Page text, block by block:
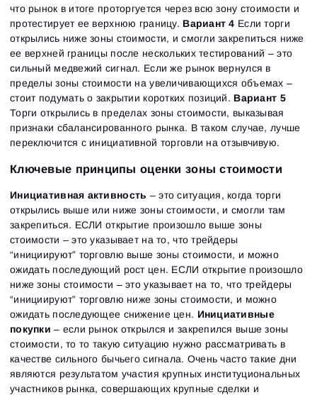
что рынок в итоге проторгуется через всю зону стоимости и
протестирует ее верхнюю границу. Вариант 4 Если торги
открылись ниже зоны стоимости, и смогли закрепиться ниже
ее верхней границы после нескольких тестирований – это
сильный медвежий сигнал. Если же рынок вернулся в
пределы зоны стоимости на увеличивающихся объемах –
стоит подумать о закрытии коротких позиций. Вариант 5
Торги открылись в пределах зоны стоимости, выказывая
признаки сбалансированного рынка. В таком случае, лучше
переключится с инициативной торговли на отзывчивую.
Ключевые принципы оценки зоны стоимости
Инициативная активность – это ситуация, когда торги
открылись выше или ниже зоны стоимости, и смогли там
закрепиться. ЕСЛИ открытие произошло выше зоны
стоимости – это указывает на то, что трейдеры
“инициируют” торговлю выше зоны стоимости, и можно
ожидать последующий рост цен. ЕСЛИ открытие произошло
ниже зоны стоимости – это указывает на то, что трейдеры
“инициируют” торговлю ниже зоны стоимости, и можно
ожидать последующее снижение цен. Инициативные
покупки– если рынок открылся и закрепился выше зоны
стоимости, то то такую ситуацию нужно рассматривать в
качестве сильного бычьего сигнала. Очень часто такие дни
являются результатом участия крупных институциональных
участников рынка, совершающих крупные сделки и